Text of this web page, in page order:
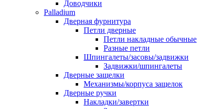
Доводчики
Palladium
Дверная фурнитура
Петли дверные
Петли накладные обычные
Разные петли
Шпингалеты/засовы/задвижки
Задвижки/шпингалеты
Дверные защелки
Механизмы/корпуса защелок
Дверные ручки
Накладки/завертки